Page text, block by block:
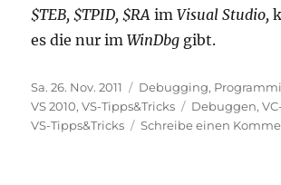
$TEB, $TPID, $RA imVisual Studio,
es die nur imWinDbg gibt.
Veröffentlicht
am
Sa. 26. Nov. 2011 Kategorien
Debugging,
VS 2010,VS-Tipps&Tricks Schlagwörter
Debuggen,
VS-Tipps&Tricks
Schreibe einen